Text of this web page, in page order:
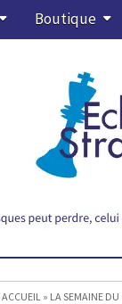
Boutique
ACCUEIL» LA SEMAINE